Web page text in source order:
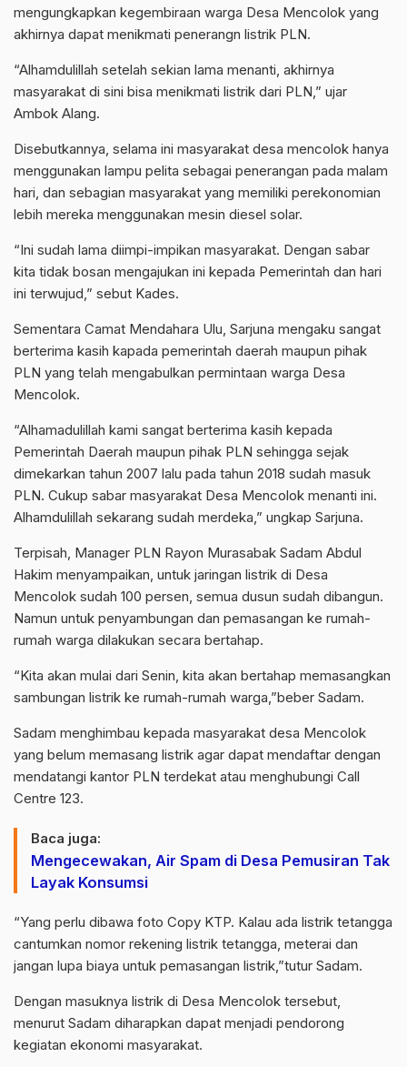
mengungkapkan kegembiraan warga Desa Mencolok yang
akhirnya dapat menikmati penerangn listrik PLN.
“Alhamdulillah setelah sekian lama menanti, akhirnya
masyarakat di sini bisa menikmati listrik dari PLN,” ujar
Ambok Alang.
Disebutkannya, selama ini masyarakat desa mencolok hanya
menggunakan lampu pelita sebagai penerangan pada malam
hari, dan sebagian masyarakat yang memiliki perekonomian
lebih mereka menggunakan mesin diesel solar.
“Ini sudah lama diimpi-impikan masyarakat. Dengan sabar
kita tidak bosan mengajukan ini kepada Pemerintah dan hari
ini terwujud,” sebut Kades.
Sementara Camat Mendahara Ulu, Sarjuna mengaku sangat
berterima kasih kapada pemerintah daerah maupun pihak
PLN yang telah mengabulkan permintaan warga Desa
Mencolok.
“Alhamadulillah kami sangat berterima kasih kepada
Pemerintah Daerah maupun pihak PLN sehingga sejak
dimekarkan tahun 2007 lalu pada tahun 2018 sudah masuk
PLN. Cukup sabar masyarakat Desa Mencolok menanti ini.
Alhamdulillah sekarang sudah merdeka,” ungkap Sarjuna.
Terpisah, Manager PLN Rayon Murasabak Sadam Abdul
Hakim menyampaikan, untuk jaringan listrik di Desa
Mencolok sudah 100 persen, semua dusun sudah dibangun.
Namun untuk penyambungan dan pemasangan ke rumah-
rumah warga dilakukan secara bertahap.
“Kita akan mulai dari Senin, kita akan bertahap memasangkan
sambungan listrik ke rumah-rumah warga,”beber Sadam.
Sadam menghimbau kepada masyarakat desa Mencolok
yang belum memasang listrik agar dapat mendaftar dengan
mendatangi kantor PLN terdekat atau menghubungi Call
Centre 123.
Baca juga:
Mengecewakan, Air Spam di Desa Pemusiran Tak
Layak Konsumsi
“Yang perlu dibawa foto Copy KTP. Kalau ada listrik tetangga
cantumkan nomor rekening listrik tetangga, meterai dan
jangan lupa biaya untuk pemasangan listrik,”tutur Sadam.
Dengan masuknya listrik di Desa Mencolok tersebut,
menurut Sadam diharapkan dapat menjadi pendorong
kegiatan ekonomi masyarakat.